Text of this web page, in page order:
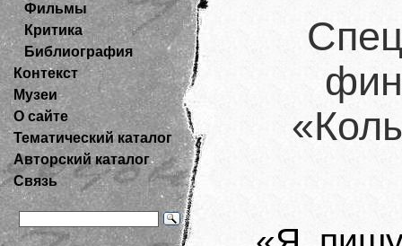
Фильмы
Критика
Библиография
Контекст
Музеи
О сайте
Тематический каталог
Авторский каталог
Связь